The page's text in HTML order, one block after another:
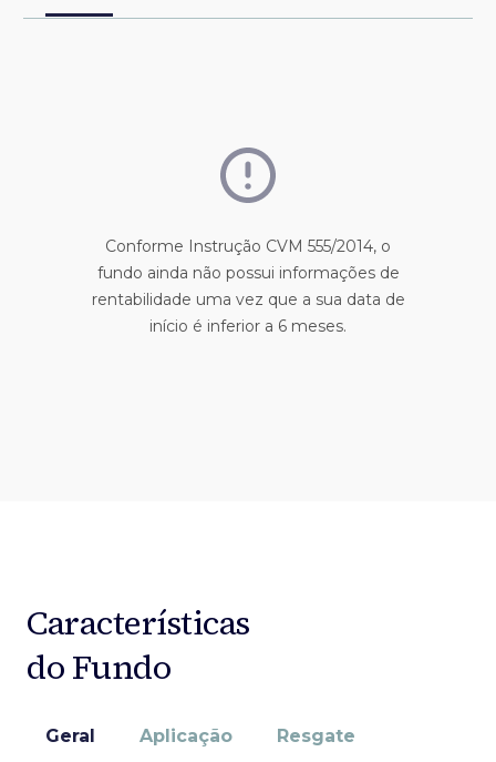
Conforme Instrução CVM 555/2014, o
fundo ainda não possui informações de
rentabilidade uma vez que a sua data de
início é inferior a 6 meses.
Características
do Fundo
Geral Aplicação Resgate